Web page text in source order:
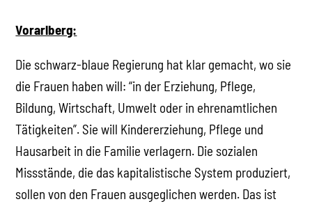
Vorarlberg:
Die schwarz-blaue Regierung hat klar gemacht, wo sie
die Frauen haben will: “in der Erziehung, Pflege,
Bildung, Wirtschaft, Umwelt oder in ehrenamtlichen
Tätigkeiten”. Sie will Kindererziehung, Pflege und
Hausarbeit in die Familie verlagern. Die sozialen
Missstände, die das kapitalistische System produziert,
sollen von den Frauen ausgeglichen werden. Das ist